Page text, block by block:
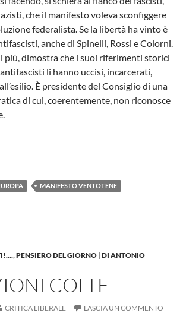
che il manifesto voleva sconfiggere
federalista. Se la libertà ha vinto è
anche di Spinelli, Rossi e Colorni.
più, dimostra che i suoi riferimenti storici
li hanno uccisi, incarcerati,
È presidente del Consiglio di una
di cui, coerentemente, non riconosce
MANIFESTO VENTOTENE
,PENSIERO DEL GIORNO | DI ANTONIO
COLTE
CRITICA LIBERALE LASCIA UN COMMENTO